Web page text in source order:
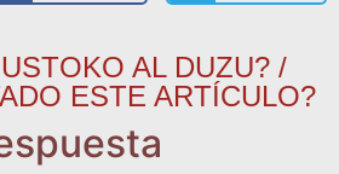
AL DUZU? /
ESTE ARTÍCULO?